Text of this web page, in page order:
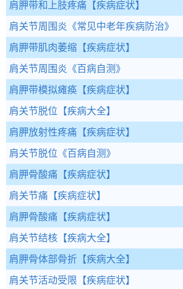
肩胛带和上肢疼痛 【疾病症状】
肩关节周围炎 《常见中老年疾病防治》
肩胛带肌肉萎缩 【疾病症状】
肩关节周围炎 《百病自测》
肩胛带模拟瘫痪 【疾病症状】
肩关节脱位 【疾病大全】
肩胛放射性疼痛 【疾病症状】
肩关节脱位 《百病自测》
肩胛骨酸痛 【疾病症状】
肩关节痛 【疾病症状】
肩胛骨酸痛 【疾病症状】
肩关节结核 【疾病大全】
肩胛骨体部骨折 【疾病大全】
肩关节活动受限 【疾病症状】